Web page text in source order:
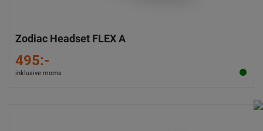
Zodiac Headset FLEX A
495:-
inklusive moms